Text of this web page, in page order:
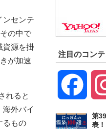
ンセンテ
の中で
資源を掛
が加速
れると
外バイ
るもの
注目のコン
第
表